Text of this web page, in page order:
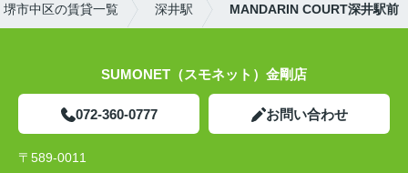
堺市中区の賃貸一覧 深井駅 MANDARIN COURT深井駅前
SUMONET（スモネット）金剛店
072-360-0777 お問い合わせ
〒589-0011